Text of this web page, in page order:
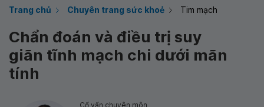
Trang chủ Chuyên trang sức khoẻ Tim mạch
Chẩn đoán và điều trị suy
giãn tĩnh mạch chi dưới mãn
tính
Cố vấn chuyên môn